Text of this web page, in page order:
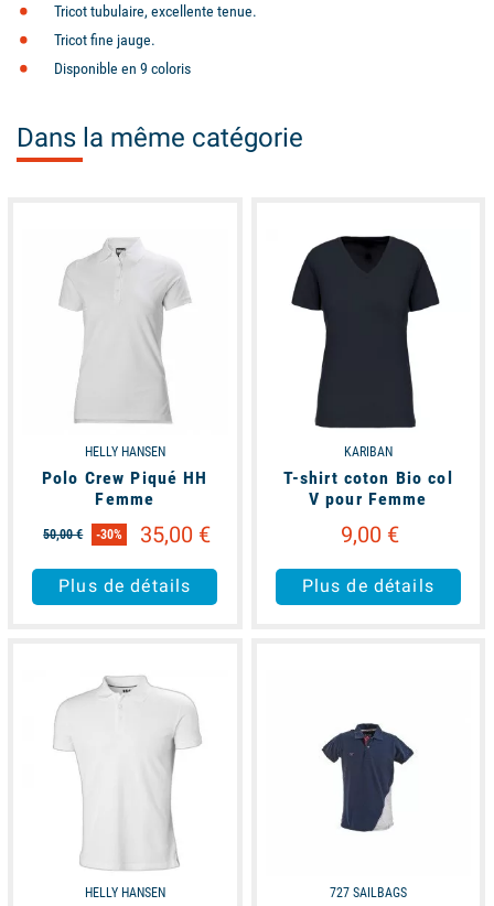
Tricot tubulaire, excellente tenue.
Tricot fine jauge.
Disponible en 9 coloris
Dans la même catégorie
HELLY HANSEN
Polo Crew Piqué HH
Femme
50,00 € -30% 35,00 €
Plus de détails
KARIBAN
T-shirt coton Bio col
V pour Femme
9,00 €
Plus de détails
HELLY HANSEN 727 SAILBAGS